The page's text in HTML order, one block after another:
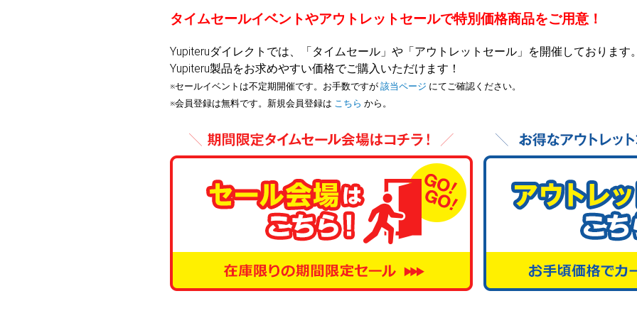
タイムセールイベントやアウトレットセールで特別価格商品をご用意！
Yupiteruダイレクトでは、「タイムセール」や「アウトレットセール」を開催しております
Yupiteru製品をお求めやすい価格でご購入いただけます！
※セールイベントは不定期開催です。お手数ですが 該当ページ にてご確認ください。
※会員登録は無料です。新規会員登録は こちら から。